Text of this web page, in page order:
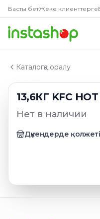
Басты бетЖеке клиенттерге
Каталогқа оралу
13,6КГ KFС
Нет в наличии
Дүкендерде
Главная
Каталог
Маринады
13,6КГ KFС HOT SPICY